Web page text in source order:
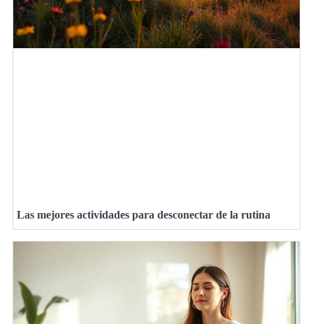
Las mejores actividades para desconectar de la rutina